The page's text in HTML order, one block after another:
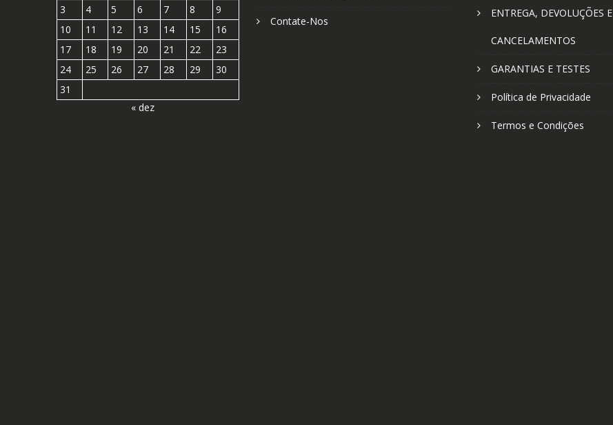
3
4 5 6 7 8
9
10
11 12 13 14 15
16
17
18 19 20 21 22
23
24
25 26 27 28 29
30
31
« dez
Contate-Nos
ENTREGA, DEVOLUÇÕES E
CANCELAMENTOS
GARANTIAS E TESTES
Política de Privacidade
Termos e Condições